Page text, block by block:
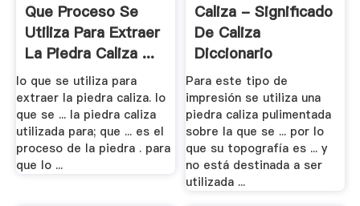
Que Proceso Se
Utiliza Para Extraer
La Piedra Caliza ...
lo que se utiliza para
extraer la piedra caliza. lo
que se ... la piedra caliza
utilizada para; que ... es el
proceso de la piedra . para
que lo ...
Caliza - Significado
De Caliza
Diccionario
Para este tipo de
impresión se utiliza una
piedra caliza pulimentada
sobre la que se ... por lo
que su topografía es ... y
no está destinada a ser
utilizada ...